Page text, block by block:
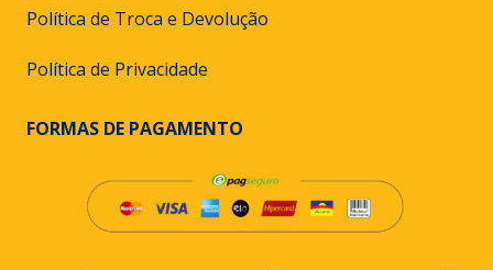
Política de Troca e Devolução
Política de Privacidade
FORMAS DE PAGAMENTO